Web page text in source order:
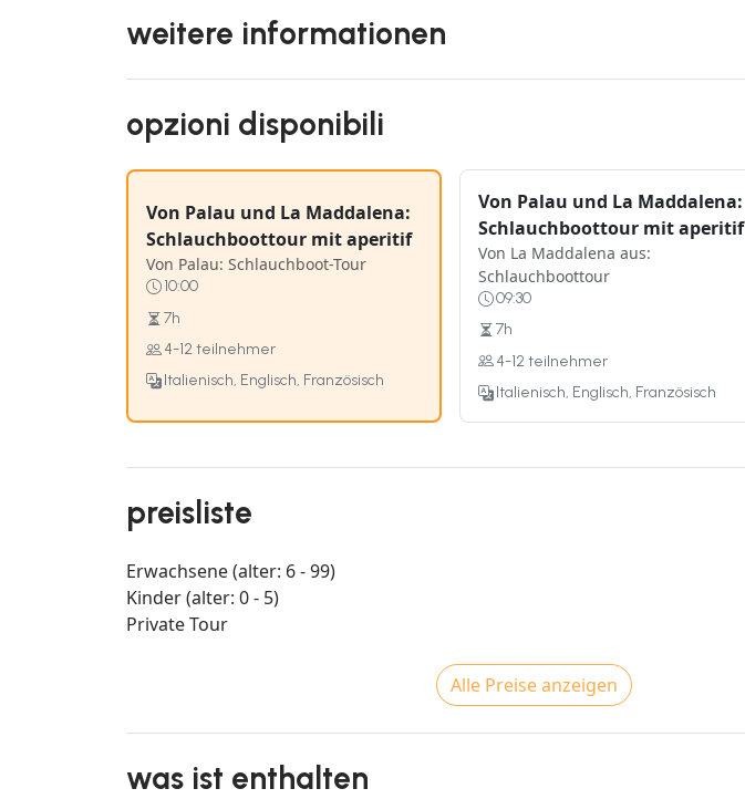
weitere informationen
opzioni disponibili
Von Palau und La Maddalena:
Schlauchboottour mit aperitif
Von Palau: Schlauchboot-Tour
10:00
7h
4-12 teilnehmer
Italienisch, Englisch, Französisch
Von Palau und La Maddalena:
Schlauchboottour mit aperitif
Von La Maddalena aus:
Schlauchboottour
09:30
7h
4-12 teilnehmer
Italienisch, Englisch, Französisch
preisliste
Erwachsene (alter: 6 - 99)
Kinder (alter: 0 - 5)
Private Tour
Alle Preise anzeigen
was ist enthalten